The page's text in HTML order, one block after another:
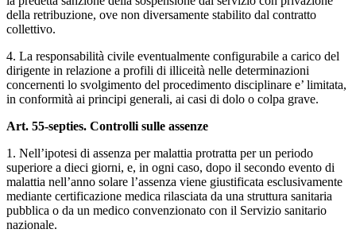
della retribuzione, ove non diversamente stabilito dal contratto
collettivo.
4. La responsabilità civile eventualmente configurabile a carico del
dirigente in relazione a profili di illiceità nelle determinazioni
concernenti lo svolgimento del procedimento disciplinare e’ limitata,
in conformità ai principi generali, ai casi di dolo o colpa grave.
Art. 55-septies. Controlli sulle assenze
1. Nell’ipotesi di assenza per malattia protratta per un periodo
superiore a dieci giorni, e, in ogni caso, dopo il secondo evento di
malattia nell’anno solare l’assenza viene giustificata esclusivamente
mediante certificazione medica rilasciata da una struttura sanitaria
pubblica o da un medico convenzionato con il Servizio sanitario
nazionale.